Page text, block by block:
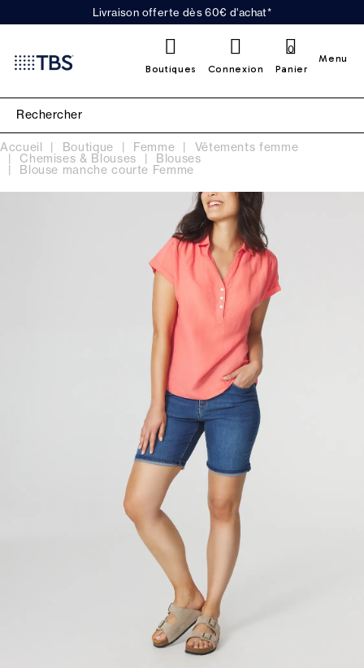
Livraison offerte dès 60€ d'achat*
Boutiques Connexion Panier
0
Menu
Accueil Boutique Femme Vêtements femme
Chemises & Blouses Blouses
Blouse manche courte Femme